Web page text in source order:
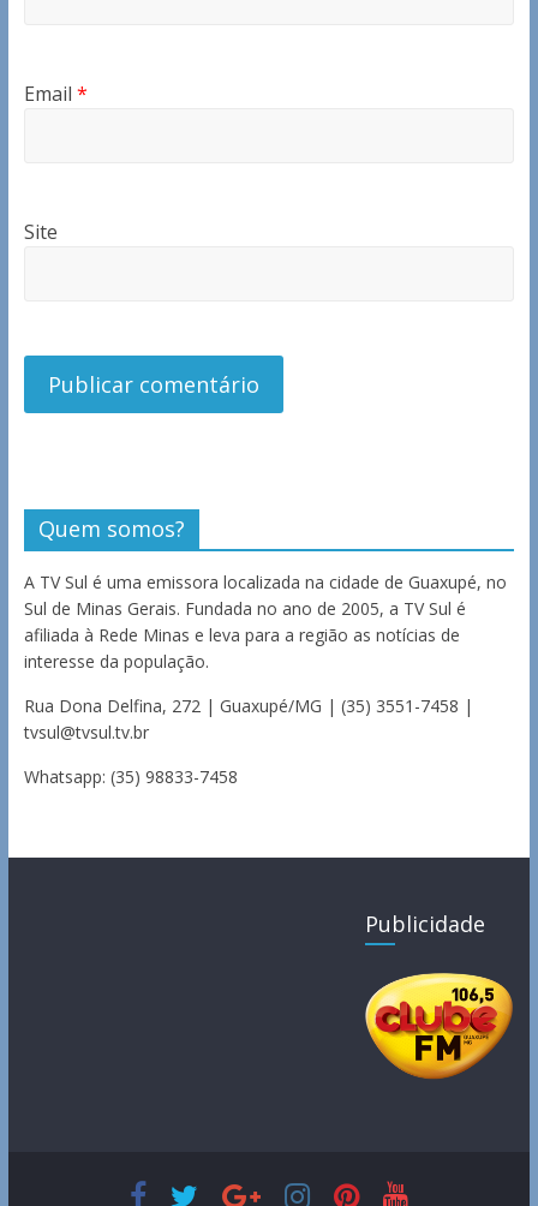
Email *
Site
Quem somos?
A TV Sul é uma emissora localizada na cidade de Guaxupé, no
Sul de Minas Gerais. Fundada no ano de 2005, a TV Sul é
afiliada à Rede Minas e leva para a região as notícias de
interesse da população.
Rua Dona Delfina, 272 | Guaxupé/MG | (35) 3551-7458 |
tvsul@tvsul.tv.br
Whatsapp: (35) 98833-7458
Publicidade